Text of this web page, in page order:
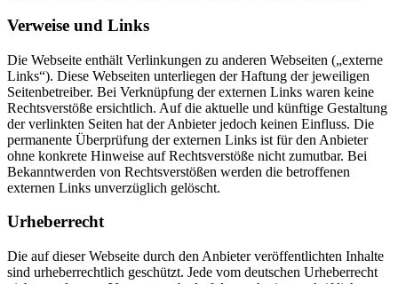
Verweise und Links
Die Webseite enthält Verlinkungen zu anderen Webseiten („externe
Links“). Diese Webseiten unterliegen der Haftung der jeweiligen
Seitenbetreiber. Bei Verknüpfung der externen Links waren keine
Rechtsverstöße ersichtlich. Auf die aktuelle und künftige Gestaltung
der verlinkten Seiten hat der Anbieter jedoch keinen Einfluss. Die
permanente Überprüfung der externen Links ist für den Anbieter
ohne konkrete Hinweise auf Rechtsverstöße nicht zumutbar. Bei
Bekanntwerden von Rechtsverstößen werden die betroffenen
externen Links unverzüglich gelöscht.
Urheberrecht
Die auf dieser Webseite durch den Anbieter veröffentlichten Inhalte
sind urheberrechtlich geschützt. Jede vom deutschen Urheberrecht